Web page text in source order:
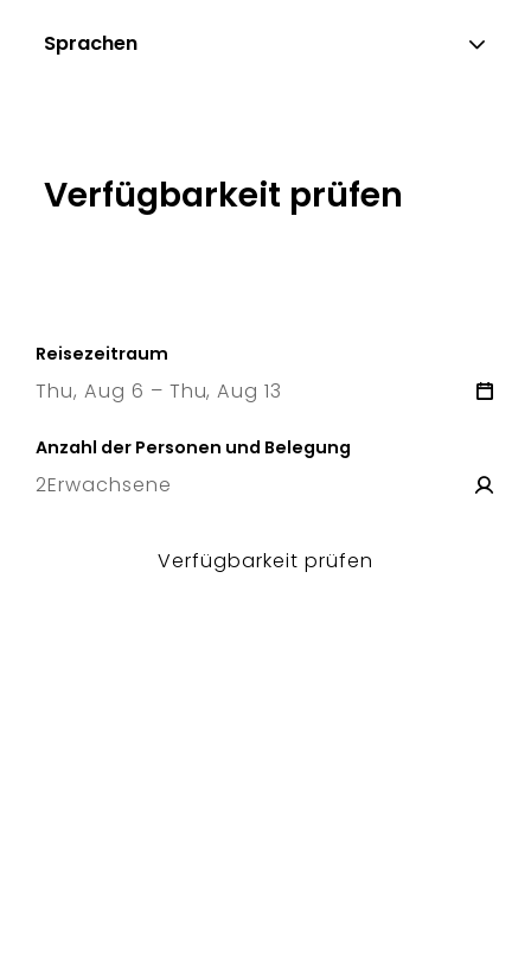
Sprachen
Verfügbarkeit prüfen
Reisezeitraum
Thu, Aug 6 – Thu, Aug 13
Anzahl der Personen und Belegung
2Erwachsene
Verfügbarkeit prüfen